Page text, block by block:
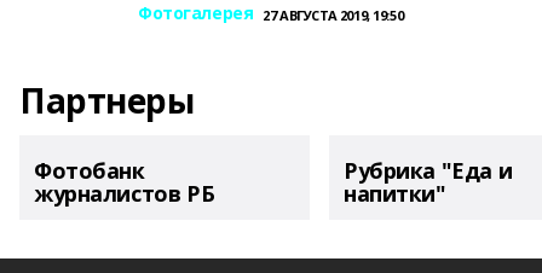
Фотогалерея 27 АВГУСТА 2019, 19:50
Партнеры
Фотобанк
журналистов РБ
Рубрика "Еда и
напитки"